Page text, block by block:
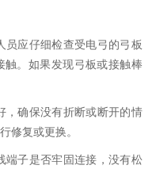
员应仔细检查受电弓的弓板
触。如果发现弓板或接触棒
，确保没有折断或断开的情
修复或更换。
端子是否牢固连接，没有松